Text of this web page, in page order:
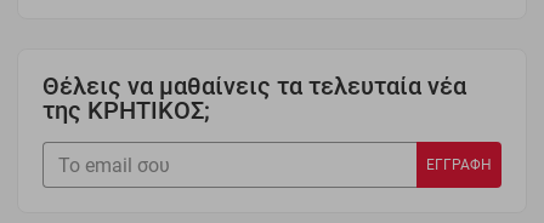
Θέλεις να μαθαίνεις τα τελευταία νέα
της ΚΡΗΤΙΚΟΣ;